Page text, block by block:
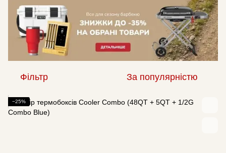
Фільтр За популярністю
−25%